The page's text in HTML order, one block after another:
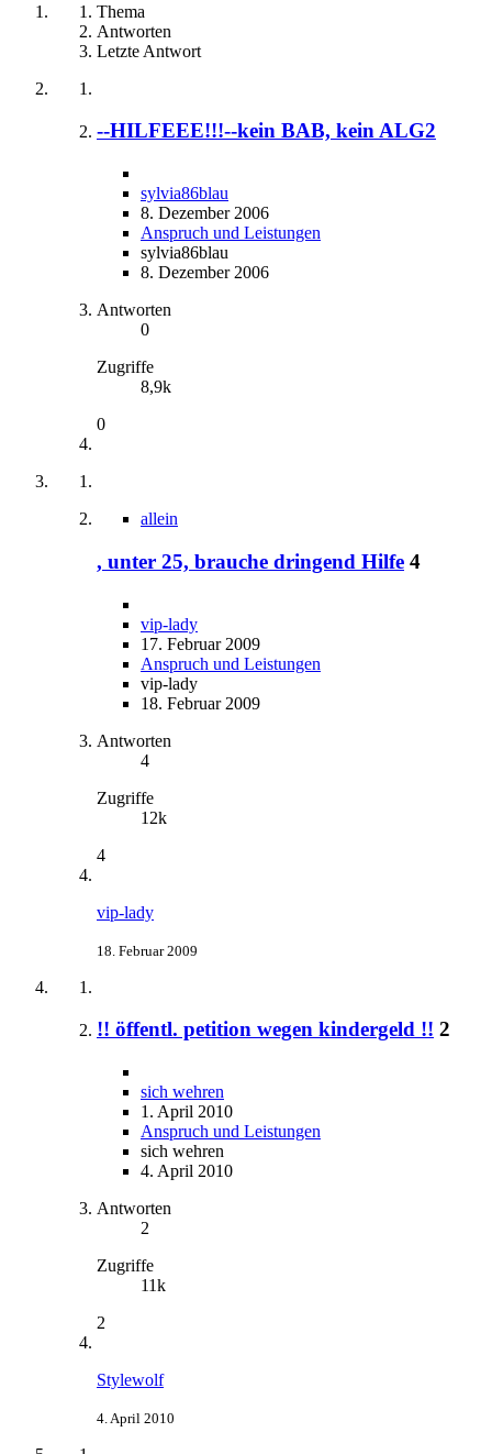
Thema
Antworten
Letzte Antwort
--HILFEEE!!!--kein BAB, kein ALG2
sylvia86blau
8. Dezember 2006
Anspruch und Leistungen
sylvia86blau
8. Dezember 2006
Antworten
0
Zugriffe
8,9k
0
allein
, unter 25, brauche dringend Hilfe 4
vip-lady
17. Februar 2009
Anspruch und Leistungen
vip-lady
18. Februar 2009
Antworten
4
Zugriffe
12k
4
vip-lady
18. Februar 2009
!! öffentl. petition wegen kindergeld !! 2
sich wehren
1. April 2010
Anspruch und Leistungen
sich wehren
4. April 2010
Antworten
2
Zugriffe
11k
2
Stylewolf
4. April 2010